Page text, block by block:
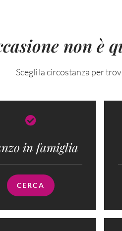
non è
Scegli la circostanza per
in famiglia​
CERCA